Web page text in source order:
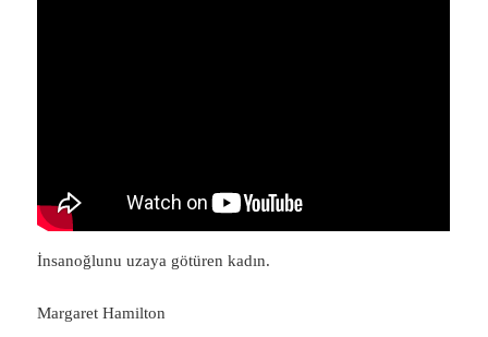
İnsanoğlunu uzaya götüren kadın.
Margaret Hamilton